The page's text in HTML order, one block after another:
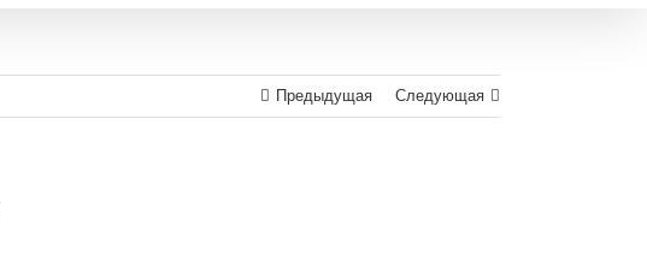
Предыдущая Следующая